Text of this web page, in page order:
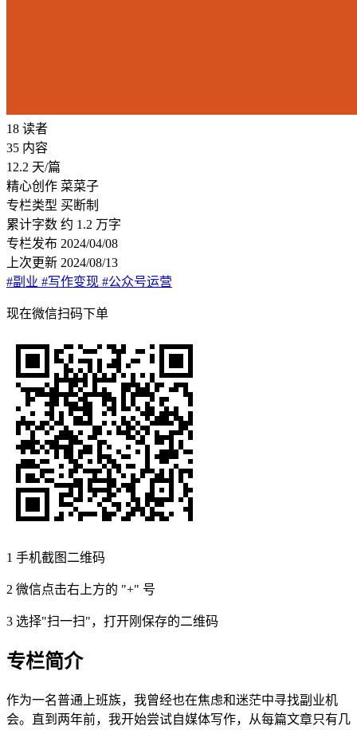
18 读者
35 内容
12.2 天/篇
精心创作 菜菜子
专栏类型 买断制
累计字数 约 1.2 万字
专栏发布 2024/04/08
上次更新 2024/08/13
#副业 #写作变现 #公众号运营
现在微信扫码下单
1 手机截图二维码
2 微信点击右上方的 "+" 号
3 选择"扫一扫"，打开刚保存的二维码
专栏简介
作为一名普通上班族，我曾经也在焦虑和迷茫中寻找副业机
会。直到两年前，我开始尝试自媒体写作，从每篇文章只有几